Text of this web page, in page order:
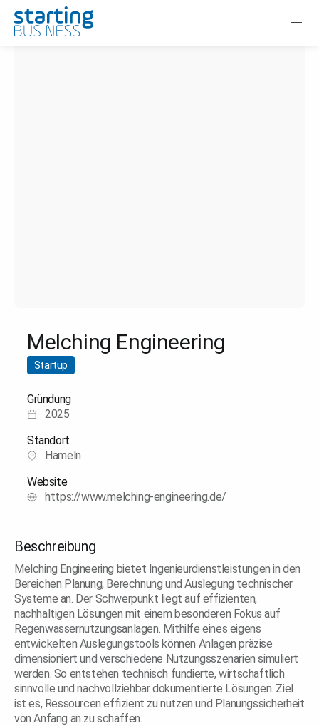
Melching Engineering
Startup
Gründung
2025
Standort
Hameln
Website
https://www.melching-engineering.de/
Beschreibung
Melching Engineering bietet Ingenieurdienstleistungen in den
Bereichen Planung, Berechnung und Auslegung technischer
Systeme an. Der Schwerpunkt liegt auf effizienten,
nachhaltigen Lösungen mit einem besonderen Fokus auf
Regenwassernutzungsanlagen. Mithilfe eines eigens
entwickelten Auslegungstools können Anlagen präzise
dimensioniert und verschiedene Nutzungsszenarien simuliert
werden. So entstehen technisch fundierte, wirtschaftlich
sinnvolle und nachvollziehbar dokumentierte Lösungen. Ziel
ist es, Ressourcen effizient zu nutzen und Planungssicherheit
von Anfang an zu schaffen.